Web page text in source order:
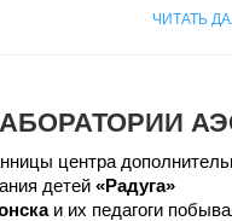
ЧИТАТЬ
центра
детей «Радуга»
и их педагоги